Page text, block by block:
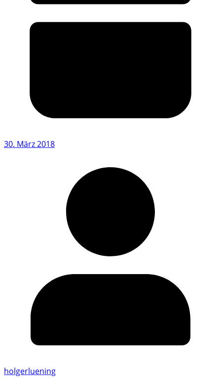
30. März 2018
holgerluening